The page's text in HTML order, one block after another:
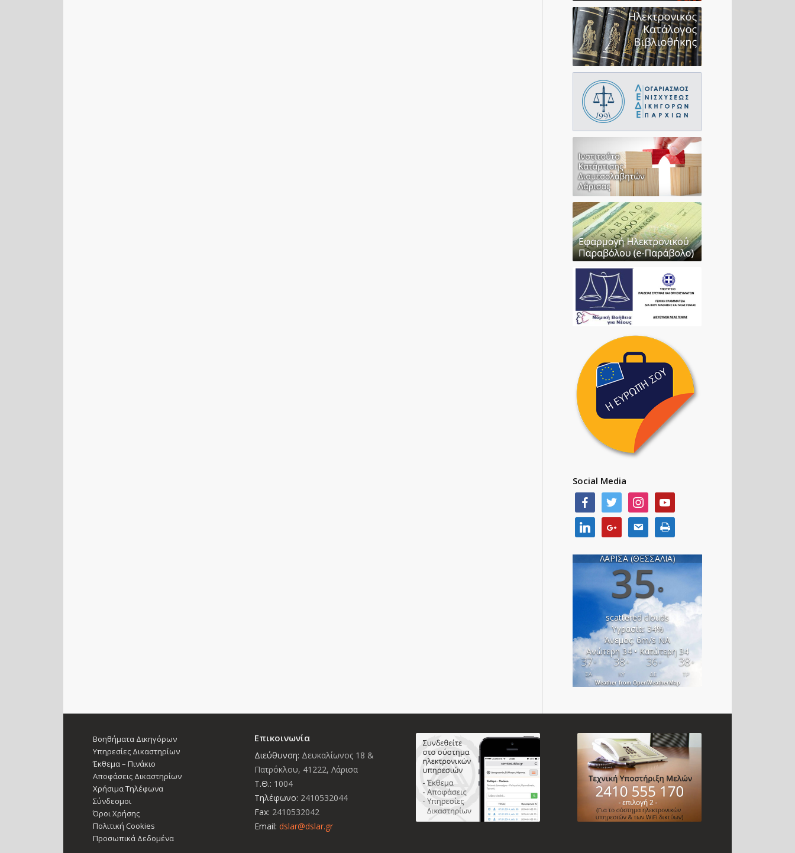
Social Media
ΛΑΡΙΣΑ (ΘΕΣΣΑΛΙΑ)
35°
scattered clouds
Υγρασία: 34%
Άνεμος: 6m/s ΝΑ
Ανώτερη 34 • Κατώτερη 34
37°
ΣΑ
38°
ΚΥ
36°
ΔΕ
38°
ΤΡ
Weather from OpenWeatherMap
Βοηθήματα Δικηγόρων
Υπηρεσίες Δικαστηρίων
Έκθεμα – Πινάκιο
Αποφάσεις Δικαστηρίων
Χρήσιμα Τηλέφωνα
Σύνδεσμοι
Όροι Χρήσης
Πολιτική Cookies
Προσωπικά Δεδομένα
Επικοινωνία
Διεύθυνση: Δευκαλίωνος 18 &
Πατρόκλου, 41222, Λάρισα
Τ.Θ.: 1004
Τηλέφωνο: 2410532044
Fax: 2410532042
Email: dslar@dslar.gr